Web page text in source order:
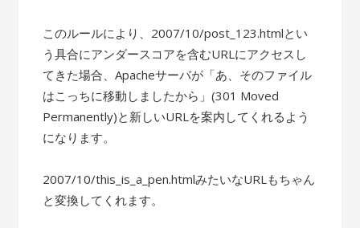
このルールにより、2007/10/post_123.htmlとい
う具合にアンダースコアを含むURLにアクセスし
てきた場合、Apacheサーバが「あ、そのファイル
はこっちに移動しましたから」(301 Moved
Permanently)と新しいURLを案内してくれるよう
になります。
2007/10/this_is_a_pen.htmlみたいなURLもちゃん
と変換してくれます。